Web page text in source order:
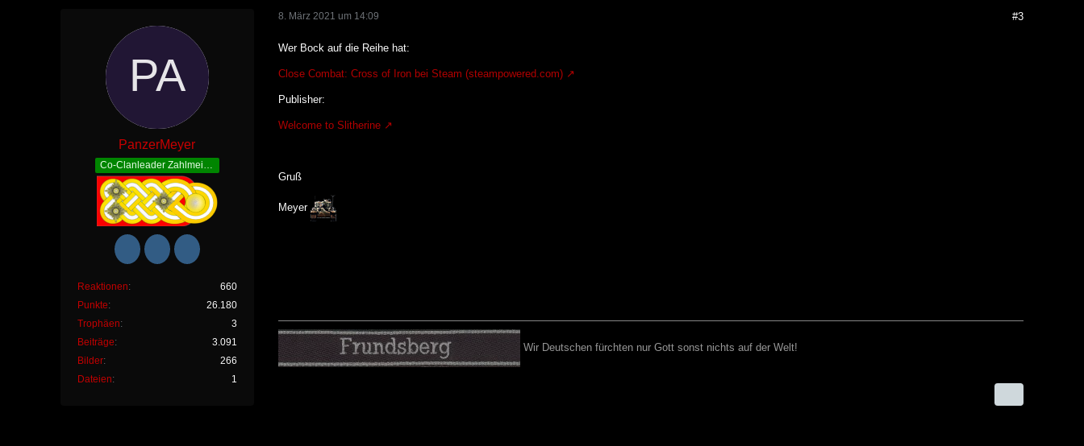
PanzerMeyer
Reaktionen
660
Punkte
26.180
Trophäen
3
Beiträge
3.091
Bilder
266
Dateien
1
8. März 2021 um 14:09 #3
Wer Bock auf die Reihe hat:
Close Combat: Cross of Iron bei Steam (steampowered.com)
Publisher:
Welcome to Slitherine
Gruß
Meyer
Wir Deutschen fürchten nur Gott sonst nichts auf der Welt!